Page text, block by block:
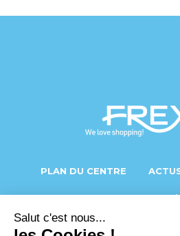
PLAN DU CENTRE
SECONDE MAIN OFFRES